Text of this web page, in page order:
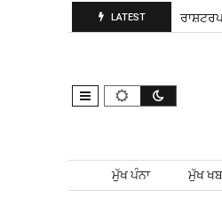
LATEST
ਲਈ ਮੈਦਾਨ ਵਿੱਚ ਨਿਤਰੀ ਰਾਸ਼ਟਰਪਤੀ
Skip to content
ਮੁੱਖ ਪੰਨਾ ਮੁੱਖ